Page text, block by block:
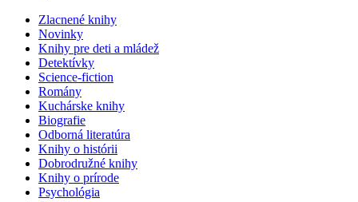
Zlacnené knihy
Novinky
Knihy pre deti a mládež
Detektívky
Science-fiction
Romány
Kuchárske knihy
Biografie
Odborná literatúra
Knihy o histórii
Dobrodružné knihy
Knihy o prírode
Psychológia